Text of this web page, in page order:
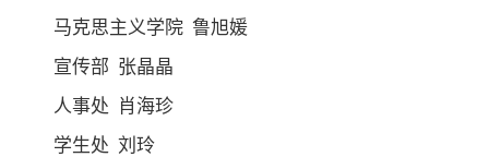
马克思主义学院 鲁旭媛
宣传部 张晶晶
人事处
肖海珍
学生处 刘玲